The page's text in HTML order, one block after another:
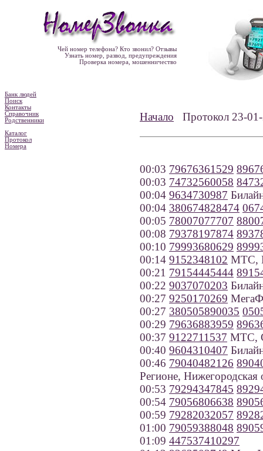
Чей номер телефона? Кто звонил? Отзывы
Узнать номер, развод, предупреждения
Проверка номера, мошенничество
Банк людей
Поиск
Контакты
Справочник
Родственники
Каталог
Протокол
Номера
Начало Протокол 23-
00:03 79676361529
00:03 74732560058
00:04 9634730987
00:04 380674828474
00:05 78007077707
00:08 79378197874
00:10 79993680629
00:14 9152348102 МТС,
00:21 79154445444
00:22 9037070203
00:27 9250170269
00:27 380505890035
00:29 79636883959
00:37 9122711537 МТС,
00:40 9604310407
00:46 79040482126
Регионе, Нижегородская
00:53 79294347845
00:54 79056806638
00:59 79282032057
01:00 79059388048
01:09 447537410297